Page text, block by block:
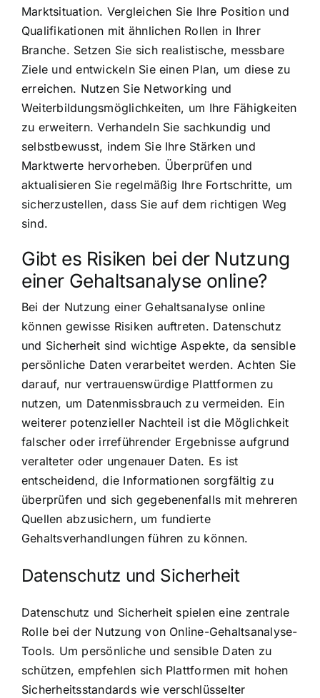
Marktsituation. Vergleichen Sie Ihre Position und
Qualifikationen mit ähnlichen Rollen in Ihrer
Branche. Setzen Sie sich realistische, messbare
Ziele und entwickeln Sie einen Plan, um diese zu
erreichen. Nutzen Sie Networking und
Weiterbildungsmöglichkeiten, um Ihre Fähigkeiten
zu erweitern. Verhandeln Sie sachkundig und
selbstbewusst, indem Sie Ihre Stärken und
Marktwerte hervorheben. Überprüfen und
aktualisieren Sie regelmäßig Ihre Fortschritte, um
sicherzustellen, dass Sie auf dem richtigen Weg
sind.
Gibt es Risiken bei der Nutzung
einer Gehaltsanalyse online?
Bei der Nutzung einer Gehaltsanalyse online
können gewisse Risiken auftreten. Datenschutz
und Sicherheit sind wichtige Aspekte, da sensible
persönliche Daten verarbeitet werden. Achten Sie
darauf, nur vertrauenswürdige Plattformen zu
nutzen, um Datenmissbrauch zu vermeiden. Ein
weiterer potenzieller Nachteil ist die Möglichkeit
falscher oder irreführender Ergebnisse aufgrund
veralteter oder ungenauer Daten. Es ist
entscheidend, die Informationen sorgfältig zu
überprüfen und sich gegebenenfalls mit mehreren
Quellen abzusichern, um fundierte
Gehaltsverhandlungen führen zu können.
Datenschutz und Sicherheit
Datenschutz und Sicherheit spielen eine zentrale
Rolle bei der Nutzung von Online-Gehaltsanalyse-
Tools. Um persönliche und sensible Daten zu
schützen, empfehlen sich Plattformen mit hohen
Sicherheitsstandards wie verschlüsselter